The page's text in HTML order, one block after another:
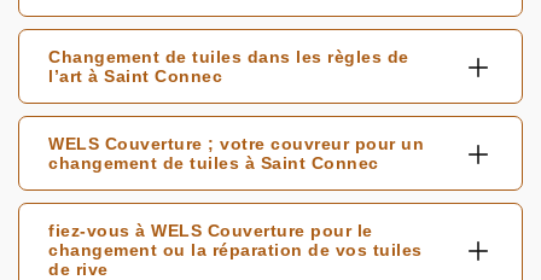
Changement de tuiles dans les règles de
l’art à Saint Connec
WELS Couverture ; votre couvreur pour un
changement de tuiles à Saint Connec
fiez-vous à WELS Couverture pour le
changement ou la réparation de vos tuiles
de rive